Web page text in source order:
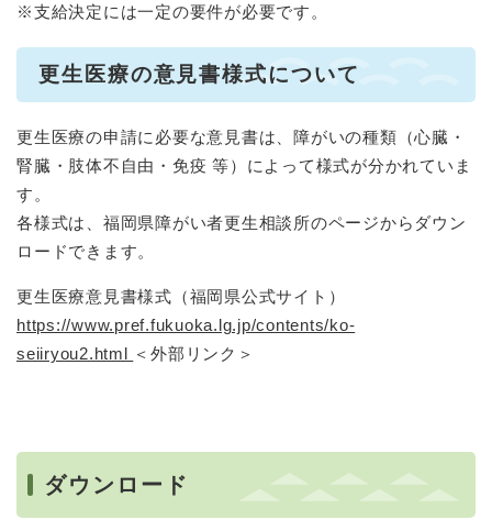
※支給決定には一定の要件が必要です。
更生医療の意見書様式について
更生医療の申請に必要な意見書は、障がいの種類（心臓・
腎臓・肢体不自由・免疫 等）によって様式が分かれていま
す。
各様式は、福岡県障がい者更生相談所のページからダウン
ロードできます。
更生医療意見書様式（福岡県公式サイト）
https://www.pref.fukuoka.lg.jp/contents/ko-
seiiryou2.html ＜外部リンク＞
ダウンロード